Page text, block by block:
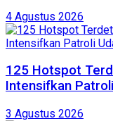
4 Agustus 2026
125 Hotspot
Intensifkan
3 Agustus 2026